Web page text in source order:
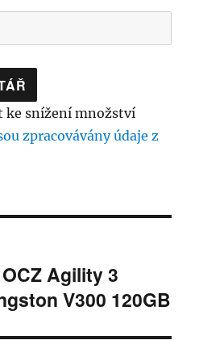
ke snížení množství
zpracovávány údaje z
Agility 3
V300 120GB